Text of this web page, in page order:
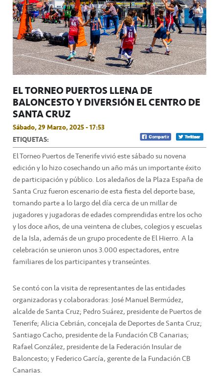
EL TORNEO PUERTOS LLENA DE
BALONCESTO Y DIVERSIÓN EL CENTRO DE
SANTA CRUZ
Sábado, 29 Marzo, 2025 - 17:53
ETIQUETAS:
El Torneo Puertos de Tenerife vivió este sábado su novena
edición y lo hizo cosechando un año más un importante éxito
de participación y público. Los aledaños de la Plaza España de
Santa Cruz fueron escenario de esta fiesta del deporte base,
tomando parte a lo largo del día cerca de un millar de
jugadores y jugadoras de edades comprendidas entre los ocho
y los doce años, de una veintena de clubes, colegios y escuelas
de la Isla, además de un grupo procedente de El Hierro. A la
celebración se unieron unos 3.000 espectadores, entre
familiares de los participantes y transeúntes.
Se contó con la visita de representantes de las entidades
organizadoras y colaboradoras: José Manuel Bermúdez,
alcalde de Santa Cruz; Pedro Suárez, presidente de Puertos de
Tenerife; Alicia Cebrián, concejala de Deportes de Santa Cruz;
Santiago Cacho, presidente de la Fundación CB Canarias;
Rafael González, presidente de la Federación Insular de
Baloncesto; y Federico García, gerente de la Fundación CB
Canarias.